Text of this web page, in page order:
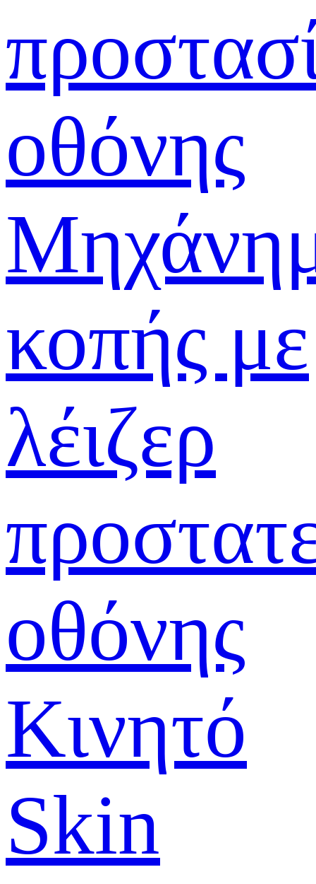
οθόνης
κοπής με
λέιζερ
οθόνης
Κινητό
Skin